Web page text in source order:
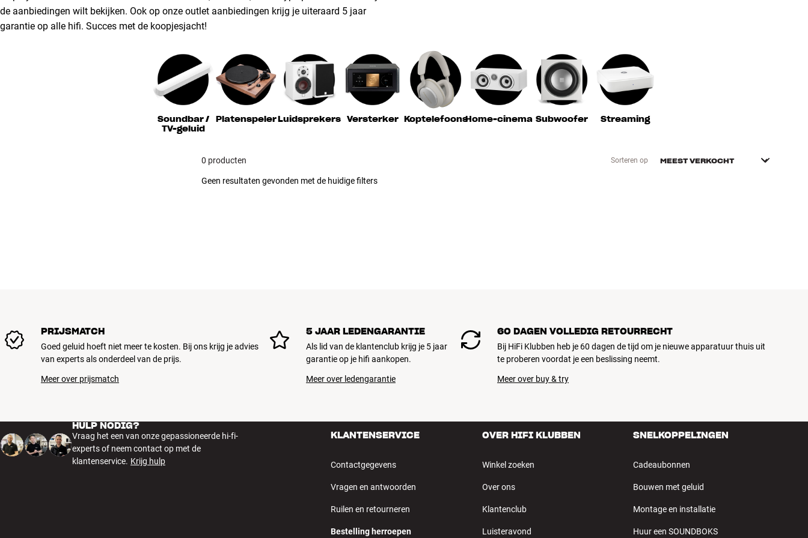
de aanbiedingen wilt bekijken. Ook op onze outlet aanbiedingen krijg je uiteraard 5 jaar
garantie op alle hifi. Succes met de koopjesjacht!
Soundbar /
TV-geluid
PlatenspelerLuidsprekers Versterker KoptelefoonsHome-cinema Subwoofer Streaming
0 producten Sorteren op
Geen resultaten gevonden met de huidige filters
PRIJSMATCH
Goed geluid hoeft niet meer te kosten. Bij ons krijg je advies
van experts als onderdeel van de prijs.
Meer over prijsmatch
5 JAAR LEDENGARANTIE
Als lid van de klantenclub krijg je 5 jaar
garantie op je hifi aankopen.
Meer over ledengarantie
60 DAGEN VOLLEDIG RETOURRECHT
Bij HiFi Klubben heb je 60 dagen de tijd om je nieuwe apparatuur thuis uit
te proberen voordat je een beslissing neemt.
Meer over buy & try
HULP NODIG?
Vraag het een van onze gepassioneerde hi-fi-
experts of neem contact op met de
klantenservice. Krijg hulp
KLANTENSERVICE
Contactgegevens
Vragen en antwoorden
Ruilen en retourneren
Bestelling herroepen
OVER HIFI KLUBBEN
Winkel zoeken
Over ons
Klantenclub
Luisteravond
SNELKOPPELINGEN
Cadeaubonnen
Bouwen met geluid
Montage en installatie
Huur een SOUNDBOKS